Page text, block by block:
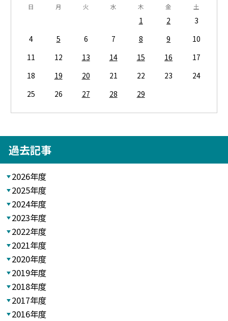
日 月 火 水 木 金 土
1 2
3
4
5 6 7 8 9
10
11
12 13 14 15 16
17
18
19 20 21 22 23
24
25
26 27 28 29
過去記事
2026年度
2025年度
2024年度
2023年度
2022年度
2021年度
2020年度
2019年度
2018年度
2017年度
2016年度